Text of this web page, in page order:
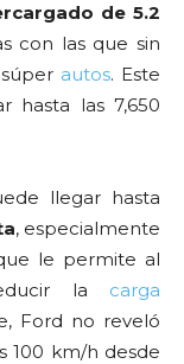
de 5.2
con las que sin
autos. Este
hasta las 7,650
llegar hasta
, especialmente
le permite al
la carga
Ford no reveló
100 km/h desde